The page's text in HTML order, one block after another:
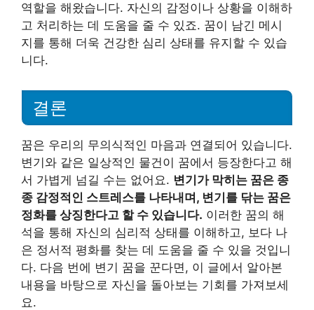
역할을 해왔습니다. 자신의 감정이나 상황을 이해하
고 처리하는 데 도움을 줄 수 있죠. 꿈이 남긴 메시
지를 통해 더욱 건강한 심리 상태를 유지할 수 있습
니다.
결론
꿈은 우리의 무의식적인 마음과 연결되어 있습니다.
변기와 같은 일상적인 물건이 꿈에서 등장한다고 해
서 가볍게 넘길 수는 없어요. 변기가 막히는 꿈은 종
종 감정적인 스트레스를 나타내며, 변기를 닦는 꿈은
정화를 상징한다고 할 수 있습니다. 이러한 꿈의 해
석을 통해 자신의 심리적 상태를 이해하고, 보다 나
은 정서적 평화를 찾는 데 도움을 줄 수 있을 것입니
다. 다음 번에 변기 꿈을 꾼다면, 이 글에서 알아본
내용을 바탕으로 자신을 돌아보는 기회를 가져보세
요.